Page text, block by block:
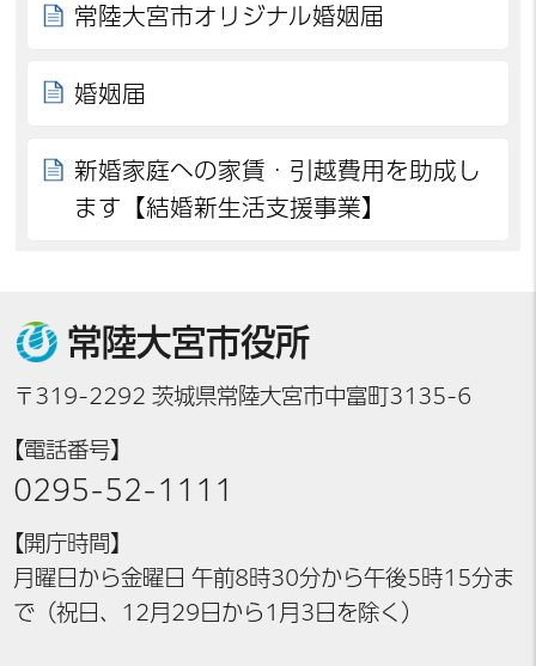
常陸大宮市オリジナル婚姻届
婚姻届
新婚家庭への家賃・引越費用を助成し
ます【結婚新生活支援事業】
常陸大宮市役所
〒319-2292 茨城県常陸大宮市中富町3135-6
【電話番号】
0295-52-1111
【開庁時間】
月曜日から金曜日 午前8時30分から午後5時15分ま
で（祝日、12月29日から1月3日を除く）